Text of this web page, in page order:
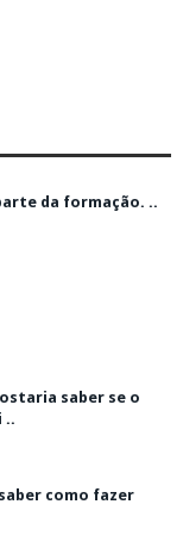
da formação. ..
saber se o
..
como fazer